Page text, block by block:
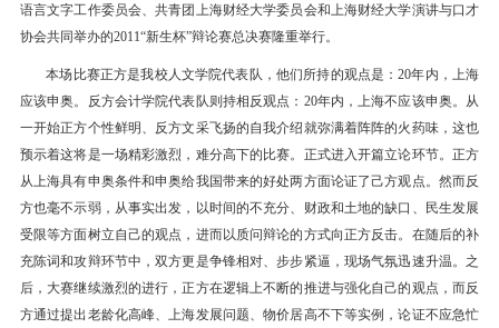
语言文字工作委员会、共青团上海财经大学委员会和上海财经大学演讲与口才
协会共同举办的2011“新生杯”辩论赛总决赛隆重举行。
本场比赛正方是我校人文学院代表队，他们所持的观点是：20年内，上海
应该申奥。反方会计学院代表队则持相反观点：20年内，上海不应该申奥。从
一开始正方个性鲜明、反方文采飞扬的自我介绍就弥满着阵阵的火药味，这也
预示着这将是一场精彩激烈，难分高下的比赛。正式进入开篇立论环节。正方
从上海具有申奥条件和申奥给我国带来的好处两方面论证了己方观点。然而反
方也毫不示弱，从事实出发，以时间的不充分、财政和土地的缺口、民生发展
受限等方面树立自己的观点，进而以质问辩论的方式向正方反击。在随后的补
充陈词和攻辩环节中，双方更是争锋相对、步步紧逼，现场气氛迅速升温。之
后，大赛继续激烈的进行，正方在逻辑上不断的推进与强化自己的观点，而反
方通过提出老龄化高峰、上海发展问题、物价居高不下等实例，论证不应急忙